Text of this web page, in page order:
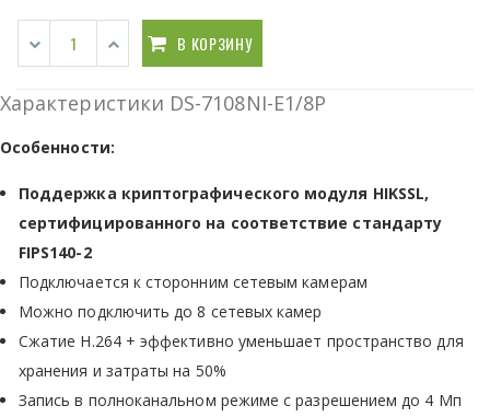
В КОРЗИНУ
Характеристики DS-7108NI-E1/8P
Особенности:
Поддержка криптографического модуля HIKSSL,
сертифицированного на соответствие стандарту
FIPS140-2
Подключается к сторонним сетевым камерам
Можно подключить до 8 сетевых камер
Сжатие H.264 + эффективно уменьшает пространство для
хранения и затраты на 50%
Запись в полноканальном режиме с разрешением до 4 Мп